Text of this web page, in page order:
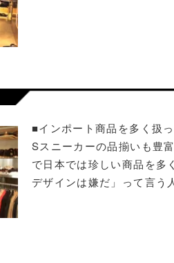
■インポート商品を多く扱
Sスニーカーの品揃いも豊
で日本では珍しい商品を多
デザインは嫌だ」って言う